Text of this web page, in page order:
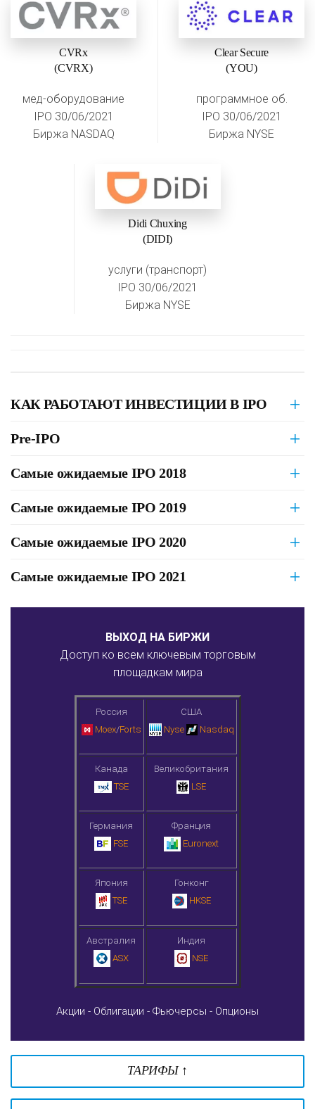
CVRx
(CVRX)
мед-оборудование
IPO 30/06/2021
Биржа NASDAQ
Clear Secure
(YOU)
программное об.
IPO 30/06/2021
Биржа NYSE
Didi Chuxing
(DIDI)
услуги (транспорт)
IPO 30/06/2021
Биржа NYSE
КАК РАБОТАЮТ ИНВЕСТИЦИИ В IPO
Pre-IPO
Самые ожидаемые IPO 2018
Самые ожидаемые IPO 2019
Самые ожидаемые IPO 2020
Самые ожидаемые IPO 2021
ВЫХОД НА БИРЖИ
Доступ ко всем ключевым торговым
площадкам мира
Россия
Moex/Forts
США
Nyse
Nasdaq
Канада
TSE
Великобритания
LSE
Германия
FSE
Франция
Euronext
Япония
TSE
Гонконг
HKSE
Австралия
ASX
Индия
NSE
Акции - Облигации - Фьючерсы - Опционы
ТАРИФЫ ↑